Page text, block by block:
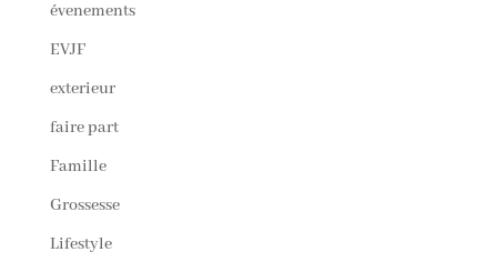
évenements
EVJF
exterieur
faire part
Famille
Grossesse
Lifestyle